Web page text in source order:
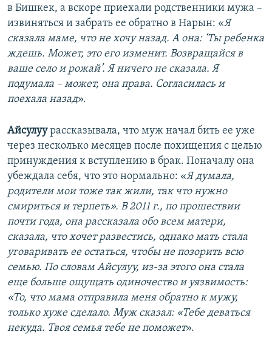
в Бишкек, а вскоре приехали родственники мужа –
извиняться и забрать ее обратно в Нарын: «Я
сказала маме, что не хочу назад. А она: ‘Ты ребенка
ждешь. Может, это его изменит. Возвращайся в
ваше село и рожай’. Я ничего не сказала. Я
подумала – может, она права. Согласилась и
поехала назад».
Айсулуурассказывала, что муж начал бить ее уже
через несколько месяцев после похищения с целью
принуждения к вступлению в брак. Поначалу она
убеждала себя, что это нормально: «Я думала,
родители мои тоже так жили, так что нужно
смириться и терпеть». В 2011 г., по прошествии
почти года, она рассказала обо всем матери,
сказала, что хочет развестись, однако мать стала
уговаривать ее остаться, чтобы не позорить всю
семью. По словам Айсулуу, из-за этого она стала
еще больше ощущать одиночество и уязвимость:
«То, что мама отправила меня обратно к мужу,
только хуже сделало. Муж сказал: «Тебе деваться
некуда. Твоя семья тебе не поможет».